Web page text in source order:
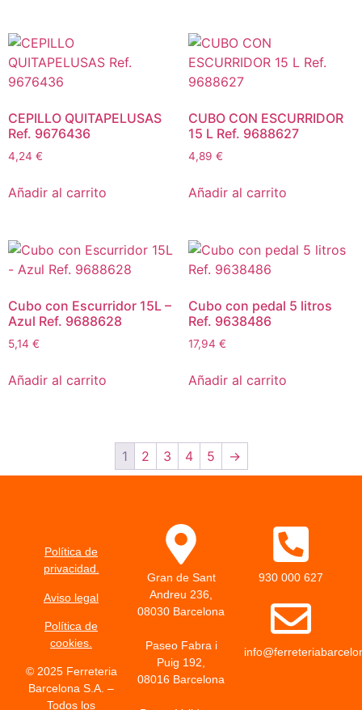
CEPILLO QUITAPELUSAS
Ref. 9676436
4,24 €
Añadir al carrito
CUBO CON ESCURRIDOR
15 L Ref. 9688627
4,89 €
Añadir al carrito
Cubo con Escurridor 15L –
Azul Ref. 9688628
5,14 €
Añadir al carrito
Cubo con pedal 5 litros
Ref. 9638486
17,94 €
Añadir al carrito
1 2 3 4 5 →
Política de
privacidad.
Aviso legal
Política de
cookies.
© 2025 Ferreteria
Barcelona S.A. –
Todos los
Gran de Sant
Andreu 236,
08030 Barcelona
Paseo Fabra i
Puig 192,
08016 Barcelona
930 000 627